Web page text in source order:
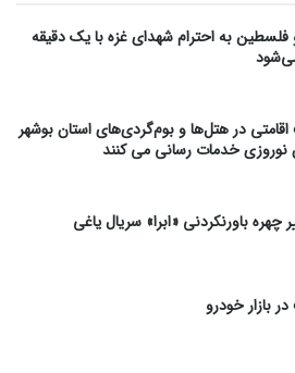
و فلسطین به احترام شهدای غزه با یک دقیقه
اقامتی در هتل‌ها و بوم‌گردی‌های استان بوشهر
نوروزی خدمات رسانی می کنند
چهره باورنکردنی «ابرا» سریال یاغی
بازار خودرو